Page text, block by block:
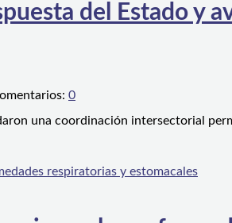
del Estado y
0
una coordinación intersectorial